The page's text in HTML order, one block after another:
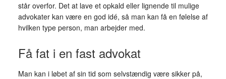
står overfor. Det at lave et opkald eller lignende til mulige
advokater kan være en god idé, så man kan få en følelse af
hvilken type person, man arbejder med.
Få fat i en fast advokat
Man kan i løbet af sin tid som selvstændig være sikker på,